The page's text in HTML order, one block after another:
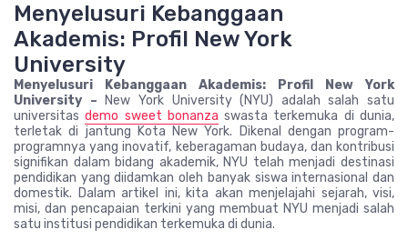
Menyelusuri Kebanggaan
Akademis: Profil New York
University
Menyelusuri Kebanggaan Akademis: Profil New York
University –
New York University (NYU) adalah salah satu
universitasdemo sweet bonanza swasta terkemuka di dunia,
terletak di jantung Kota New York. Dikenal dengan program-
programnya yang inovatif, keberagaman budaya, dan kontribusi
signifikan dalam bidang akademik, NYU telah menjadi destinasi
pendidikan yang diidamkan oleh banyak siswa internasional dan
domestik. Dalam artikel ini, kita akan menjelajahi sejarah, visi,
misi, dan pencapaian terkini yang membuat NYU menjadi salah
satu institusi pendidikan terkemuka di dunia.